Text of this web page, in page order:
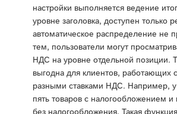
настройки выполняется ведение
уровне заголовка, доступен только
автоматическое распределение не
тем, пользователи могут
НДС на уровне отдельной позиции.
выгодна для клиентов, работающих
разными ставками НДС. Например, у
пять товаров с налогообложением и
без налогообложения. Такая